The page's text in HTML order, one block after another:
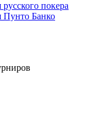
покера
Пунто Банко